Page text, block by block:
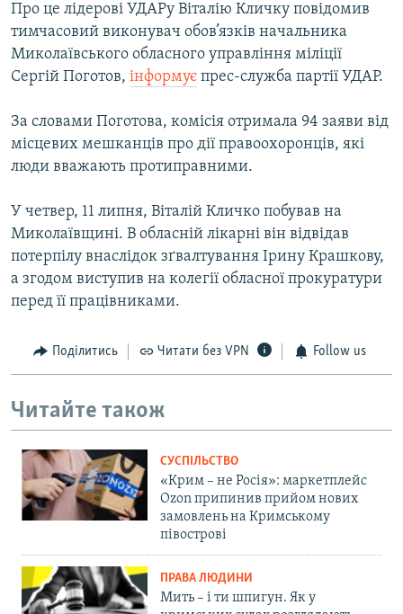
Про це лідерові УДАРу Віталію Кличку повідомив
тимчасовий виконувач обов’язків начальника
Миколаївського обласного управління міліції
Сергій Поготов, інформує прес-служба партії УДАР.
За словами Поготова, комісія отримала 94 заяви від
місцевих мешканців про дії правоохоронців, які
люди вважають протиправними.
У четвер, 11 липня, Віталій Кличко побував на
Миколаївщині. В обласній лікарні він відвідав
потерпілу внаслідок зґвалтування Ірину Крашкову,
а згодом виступив на колегії обласної прокуратури
перед її працівниками.
Поділитись Читати без VPN Follow us
Читайте також
СУСПІЛЬСТВО
«Крим – не Росія»: маркетплейс
Ozon припинив прийом нових
замовлень на Кримському
півострові
ПРАВА ЛЮДИНИ
Мить – і ти шпигун. Як у